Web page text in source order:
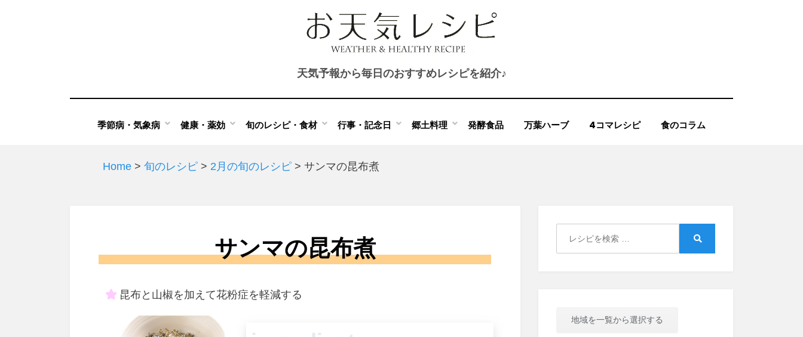
天気予報から毎日のおすすめレシピを紹介♪
季節病・気象病 健康・薬効 旬のレシピ・食材 行事・記念日 郷土料理 発酵食品 万葉ハーブ 4コマレシピ 食のコラム
Home > 旬のレシピ > 2月の旬のレシピ > サンマの昆布煮
サンマの昆布煮
昆布と山椒を加えて花粉症を軽減する
地域を一覧から選択する